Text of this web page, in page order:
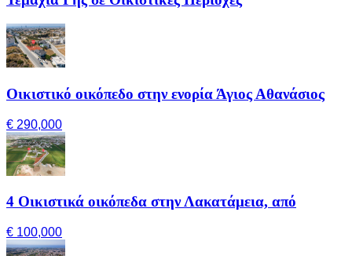
Οικιστικό οικόπεδο στην ενορία Άγιος Αθανάσιος
€ 290,000
4 Οικιστικά οικόπεδα στην Λακατάμεια, από
€ 100,000